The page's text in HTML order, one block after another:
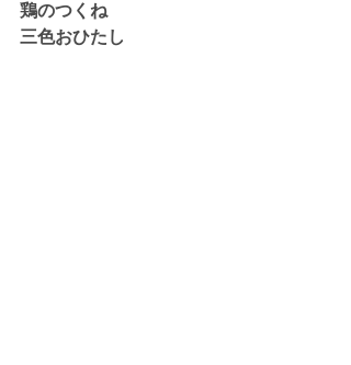
鶏のつくね
三色おひたし